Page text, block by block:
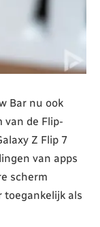
Bar nu ook
van de Flip-
Z Flip 7
van apps
scherm
toegankelijk als